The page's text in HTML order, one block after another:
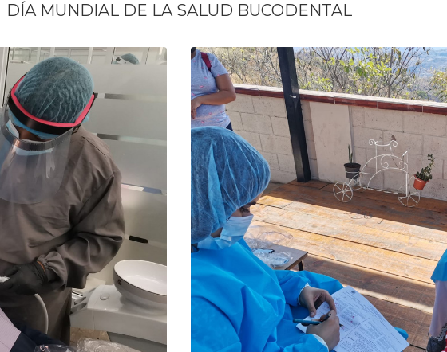
DÍA MUNDIAL DE LA SALUD BUCODENTAL